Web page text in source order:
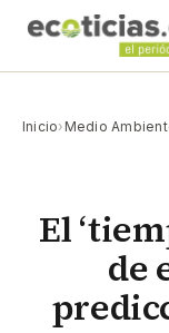
Inicio› Medio
El
de